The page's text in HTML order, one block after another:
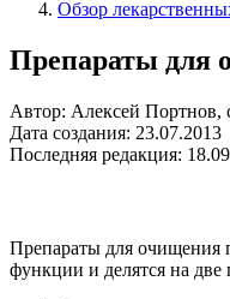
Обзор
Препараты для
Автор: Алексей Портнов,
Дата создания: 23.07.2013
Последняя редакция:
Препараты для очищения
функции и делятся на две